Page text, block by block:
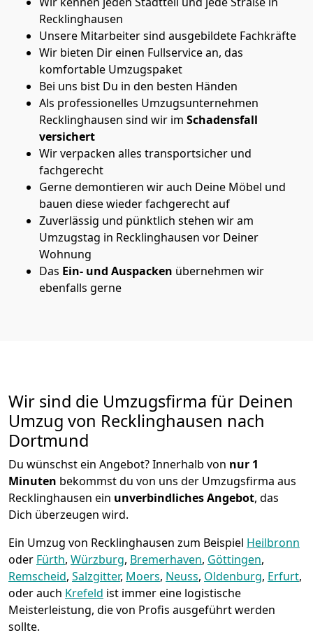
Recklinghausen
Unsere Mitarbeiter sind ausgebildete Fachkräfte
Wir bieten Dir einen Fullservice an, das
komfortable Umzugspaket
Bei uns bist Du in den besten Händen
Als professionelles Umzugsunternehmen
Recklinghausen sind wir im Schadensfall
versichert
Wir verpacken alles transportsicher und
fachgerecht
Gerne demontieren wir auch Deine Möbel und
bauen diese wieder fachgerecht auf
Zuverlässig und pünktlich stehen wir am
Umzugstag in Recklinghausen vor Deiner
Wohnung
Das Ein- und Auspacken übernehmen wir
ebenfalls gerne
Wir sind die Umzugsfirma für Deinen
Umzug von Recklinghausen nach
Dortmund
Du wünschst ein Angebot? Innerhalb von nur 1
Minuten bekommst du von uns der Umzugsfirma aus
Recklinghausen ein unverbindliches Angebot, das
Dich überzeugen wird.
Ein Umzug von Recklinghausen zum Beispiel Heilbronn
oder Fürth, Würzburg, Bremer­haven, Göttingen,
Remscheid, Salzgitter, Moers, Neuss, Oldenburg, Erfurt,
oder auch Krefeld ist immer eine logistische
Meisterleistung, die von Profis ausgeführt werden
sollte.